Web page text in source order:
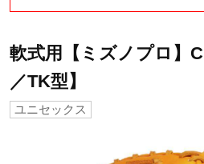
トレーニング
軟式用【ミズノプロ】
／TK型】
ユニセックス